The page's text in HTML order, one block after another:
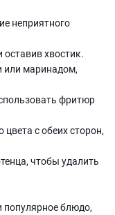
неприятного
оставив хвостик.
или маринадом,
фритюр
с обеих сторон,
чтобы удалить
популярное блюдо,